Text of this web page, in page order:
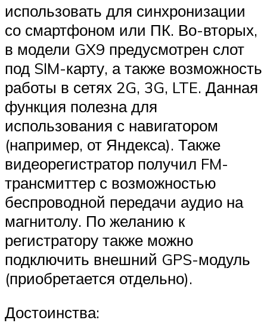
использовать для синхронизации
со смартфоном или ПК. Во-вторых,
в модели GX9 предусмотрен слот
под SIM-карту, а также возможность
работы в сетях 2G, 3G, LTE. Данная
функция полезна для
использования с навигатором
(например, от Яндекса). Также
видеорегистратор получил FM-
трансмиттер с возможностью
беспроводной передачи аудио на
магнитолу. По желанию к
регистратору также можно
подключить внешний GPS-модуль
(приобретается отдельно).
Достоинства: